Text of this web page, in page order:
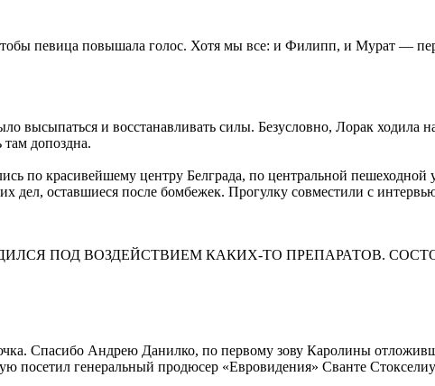
певица повышала голос. Хотя мы все: и Филипп, и Мурат —
высыпаться и восстанавливать силы. Безусловно, Лорак ходила
допоздна.
красивейшему центру Белграда, по центральной пешеходной
оставшиеся после бомбежек. Прогулку совместили с
ПОД ВОЗДЕЙСТВИЕМ КАКИХ-ТО ПРЕПАРАТОВ.
Спасибо Андрею Данилко, по первому зову Каролины
посетил генеральный продюсер «Евровидения» Сванте